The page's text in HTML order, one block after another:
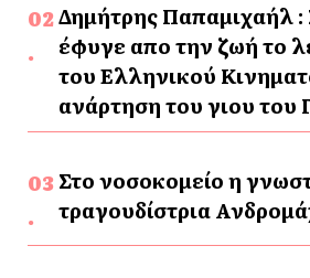
Δημήτρης Παπαμιχαήλ
έφυγε απο την ζωή το
του Ελληνικού
ανάρτηση του γιου του
Στο νοσοκομείο η
τραγουδίστρια